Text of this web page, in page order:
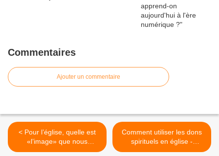
Commentaires
Ajouter un commentaire
< Pour l’église, quelle est
«l’image» que nous
renvoyons au public
Comment utiliser les dons
spirituels en église -
Conseils - >